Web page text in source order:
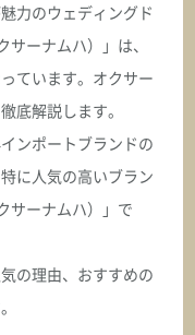
ASK
ASK
力のウェディングド
サーナムハ）」は、
ています。オクサー
底解説します。
ンポートブランドの
に人気の高いブラン
サーナムハ）」で
の理由、おすすめの